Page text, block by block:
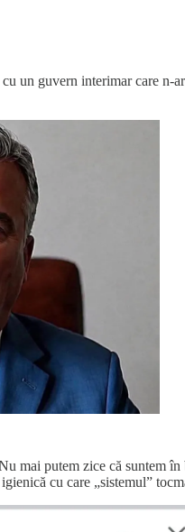
un guvern interimar care n-
mai putem zice că suntem
cu care „sistemul”